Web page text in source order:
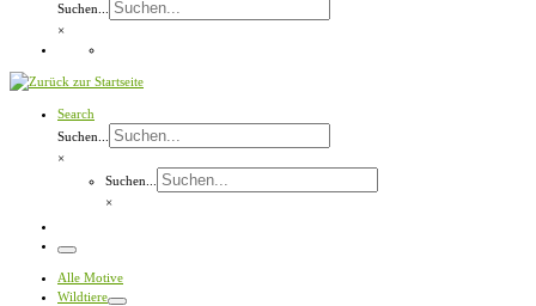
Suchen...
×
Search
Suchen...
×
Suchen...
×
Menü
Alle Motive
Wildtiere